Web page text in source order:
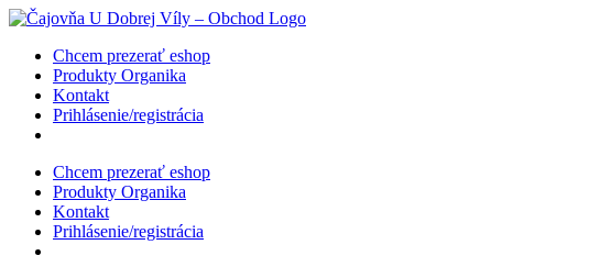
Skip
contentChcem prezerať eshop
Produkty Organika
Kontakt
Prihlásenie/registrácia
Chcem prezerať eshop
Produkty Organika
Kontakt
Prihlásenie/registrácia